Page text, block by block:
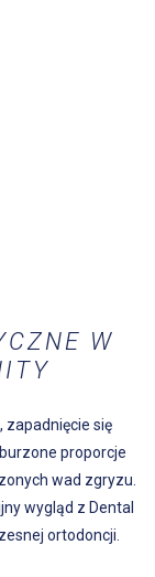
W
zapadnięcie się
proporcje
wad zgryzu.
wygląd z Dental
ortodoncji.